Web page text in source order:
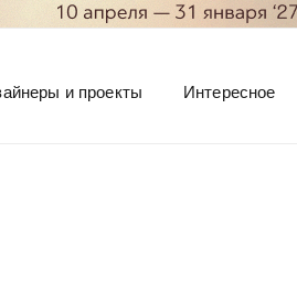
и проекты Интересное